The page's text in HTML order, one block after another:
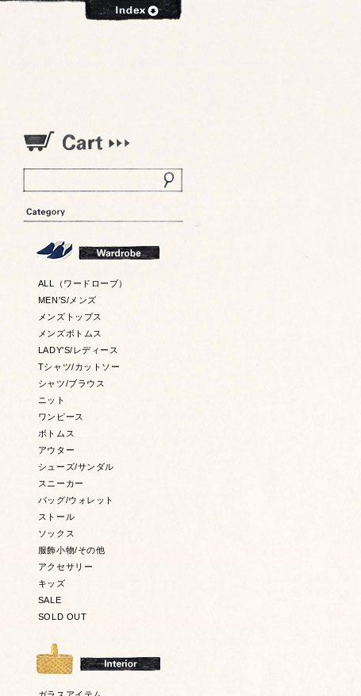
ALL（ワードローブ）
MEN'S/メンズ
メンズトップス
メンズボトムス
LADY'S/レディース
Tシャツ/カットソー
シャツ/ブラウス
ニット
ワンピース
ボトムス
アウター
シューズ/サンダル
スニーカー
バッグ/ウォレット
ストール
ソックス
服飾小物/その他
アクセサリー
キッズ
SALE
SOLD OUT